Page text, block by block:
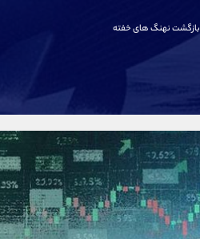
بازگشت نهنگ‌ های خفته@Armteam_admin_33